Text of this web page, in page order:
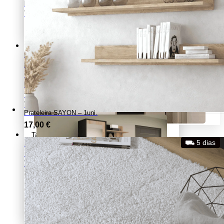
Móveis auxiliares de cozinha
Ver todos os produtos
Tapetes
Tapetes para quarto, sala ou hall de entrada
Tapetes infantis
Ver todos os tapetes
Hall de Entrada
Bancos
Bengaleiros
Consolas
Móveis de entrada
Sapateiras
Ver todos os produtos
Prateleira SAYON – 1uni.
17,00 €
⛟ 5 dias